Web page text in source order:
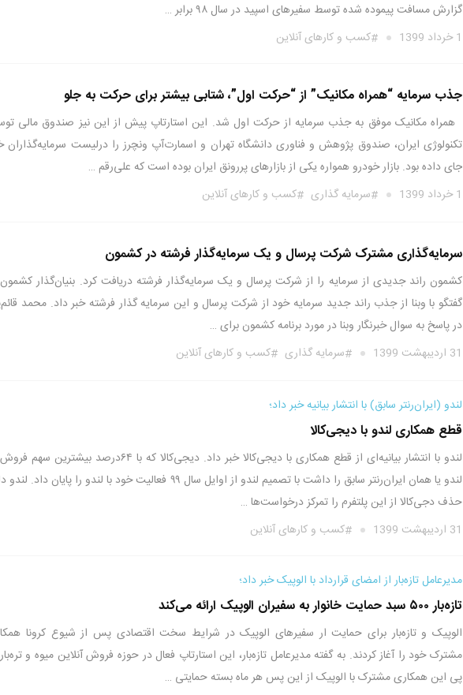
گزارش مسافت پیموده شده توسط سفیرهای اسپید در سال ۹۸ برابر …
1 خرداد 1399
کسب و کارهای آنلاین
جذب سرمایه “همراه مکانیک” از “حرکت اول”، شتابی بیشتر برای حرکت به جلو
همراه مکانیک موفق به جذب سرمایه از حرکت اول شد. این استارتاپ پیش از این نیز صندوق مالی
تکنولوژی ایران، صندوق پژوهش و فناوری دانشگاه تهران و اسمارت‌آپ ونچرز را درلیست سرمایه‌گذاران
جای داده بود. بازار خودرو همواره یکی از بازارهای پررونق ایران بوده است که علی‌رقم …
1 خرداد 1399
سرمایه گذاری کسب و کارهای آنلاین
سرمایه‌گذاری مشترک شرکت پرسال و یک سرمایه‌گذار فرشته در کشمون
کشمون راند جدیدی از سرمایه را از شرکت پرسال و یک سرمایه‌گذار فرشته دریافت کرد. بنیان‌گذار
گفتگو با وبنا از جذب راند جدید سرمایه خود از شرکت پرسال و این سرمایه گذار فرشته خبر داد. محمد
در پاسخ به سوال خبرنگار وبنا در مورد برنامه کشمون برای …
31 اردیبهشت 1399
سرمایه گذاری کسب و کارهای آنلاین
لندو (ایران‌رنتر سابق) با انتشار بیانیه خبر داد؛
قطع همکاری لندو با دیجی‌کالا
لندو با انتشار بیانیه‌ای از قطع همکاری با دیجی‌کالا خبر داد. دیجی‌کالا که با ۶۴درصد
لندو یا همان ایران‌رنتر سابق را داشت با تصمیم لندو از اوایل سال ۹۹ فعالیت خود با لندو را پایان داد.
حذف دجی‌کالا از این پلتفرم را تمرکز درخواست‌ها …
31 اردیبهشت 1399
کسب و کارهای آنلاین
مدیرعامل تازه‌بار از امضای قرارداد با الوپیک خبر داد؛
تازه‌بار ۵۰۰ سبد حمایت خانوار به سفیران الوپیک ارائه می‌کند
الوپیک و تازه‌بار برای حمایت ار سفیرهای الوپیک در شرایط سخت اقتصادی پس از شیوع کرونا
مشترک خود را آغاز کردند. به گفته مدیرعامل تازه‌بار، این استارتاپ فعال در حوزه فروش آنلاین میوه و
پی این همکاری مشترک با الوپیک از این پس هر ماه بسته‌ حمایتی …